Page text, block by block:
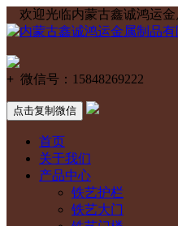
欢迎光临内蒙古鑫诚鸿运金
+ 微信号： 15848269222
点击复制微信
首页
关于我们
产品中心
铁艺护栏
铁艺大门